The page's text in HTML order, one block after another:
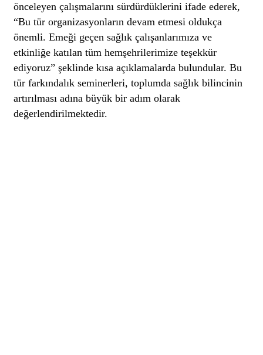
önceleyen çalışmalarını sürdürdüklerini ifade ederek,
“Bu tür organizasyonların devam etmesi oldukça
önemli. Emeği geçen sağlık çalışanlarımıza ve
etkinliğe katılan tüm hemşehrilerimize teşekkür
ediyoruz” şeklinde kısa açıklamalarda bulundular. Bu
tür farkındalık seminerleri, toplumda sağlık bilincinin
artırılması adına büyük bir adım olarak
değerlendirilmektedir.